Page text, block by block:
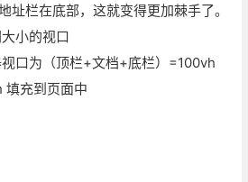
址栏在底部，这就变得更加棘手了。
小的视口
口为（顶栏+文档+底栏）=100vh
填充到页面中